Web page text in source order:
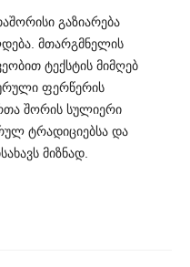
გაზიარება
მთარგმნელის
ტექსტის მიმღებ
ფერწერის
შორის სულიერი
ტრადიციებსა და
მიზნად.